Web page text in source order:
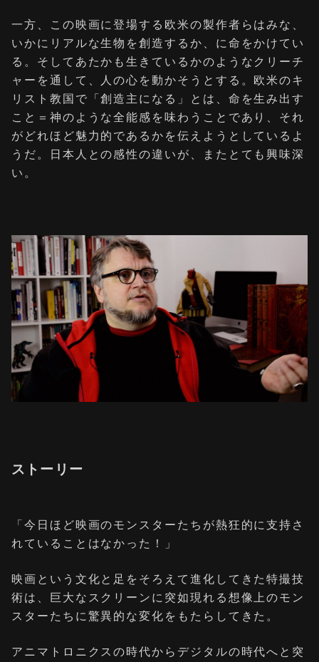
一方、この映画に登場する欧米の製作者らはみな、
いかにリアルな生物を創造するか、に命をかけてい
る。そしてあたかも生きているかのようなクリーチ
ャーを通して、人の心を動かそうとする。欧米のキ
リスト教国で「創造主になる」とは、命を生み出す
こと＝神のような全能感を味わうことであり、それ
がどれほど魅力的であるかを伝えようとしているよ
うだ。日本人との感性の違いが、またとても興味深
い。
ストーリー
「今日ほど映画のモンスターたちが熱狂的に支持さ
れていることはなかった！」
映画という文化と足をそろえて進化してきた特撮技
術は、巨大なスクリーンに突如現れる想像上のモン
スターたちに驚異的な変化をもたらしてきた。
アニマトロニクスの時代からデジタルの時代へと突